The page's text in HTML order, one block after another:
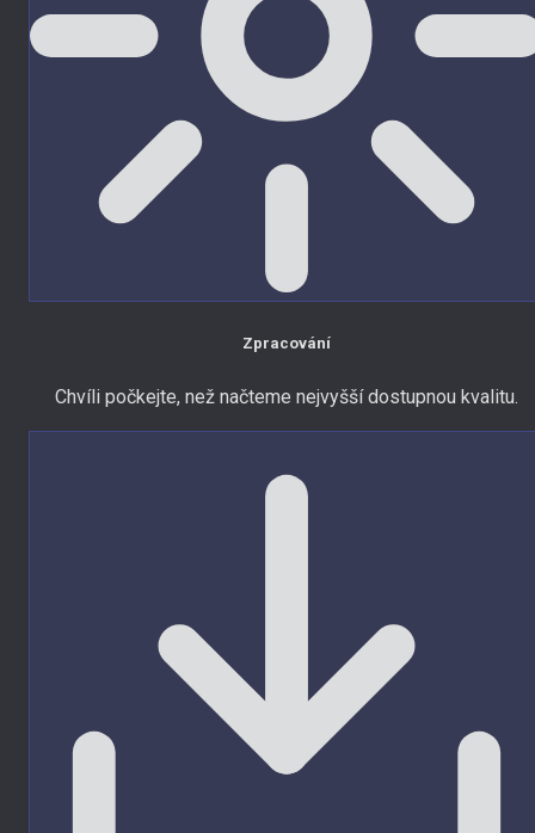
Zpracování
Chvíli počkejte, než načteme nejvyšší dostupnou kvalitu.